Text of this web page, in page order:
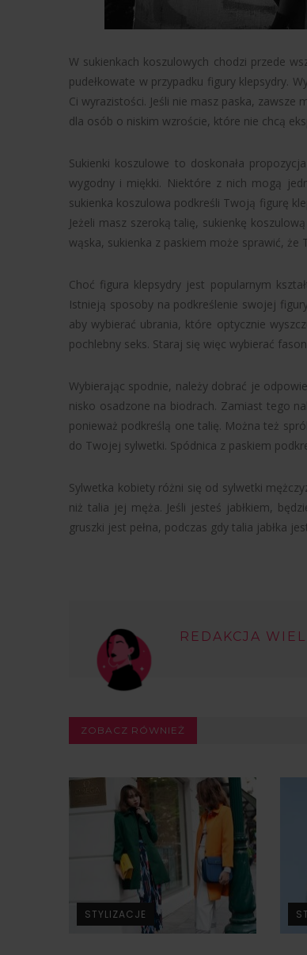
W sukienkach koszulowych chodzi przede
pudełkowate w przypadku figury klepsydry.
Ci wyrazistości. Jeśli nie masz paska, zawsze
dla osób o niskim wzroście, które nie chcą
Sukienki koszulowe to doskonała
wygodny i miękki. Niektóre z nich mogą
sukienka koszulowa podkreśli Twoją figurę
Jeżeli masz szeroką talię, sukienkę
wąska, sukienka z paskiem może sprawić,
Choć figura klepsydry jest popularnym
Istnieją sposoby na podkreślenie swojej
aby wybierać ubrania, które optycznie
pochlebny seks. Staraj się więc wybierać
Wybierając spodnie, należy dobrać je
nisko osadzone na biodrach. Zamiast tego
ponieważ podkreślą one talię. Można też
do Twojej sylwetki. Spódnica z paskiem
Sylwetka kobiety różni się od sylwetki
niż talia jej męża. Jeśli jesteś jabłkiem,
gruszki jest pełna, podczas gdy talia jabłka
REDAKCJA
ZOBACZ RÓWNIEŻ
STYLIZACJE